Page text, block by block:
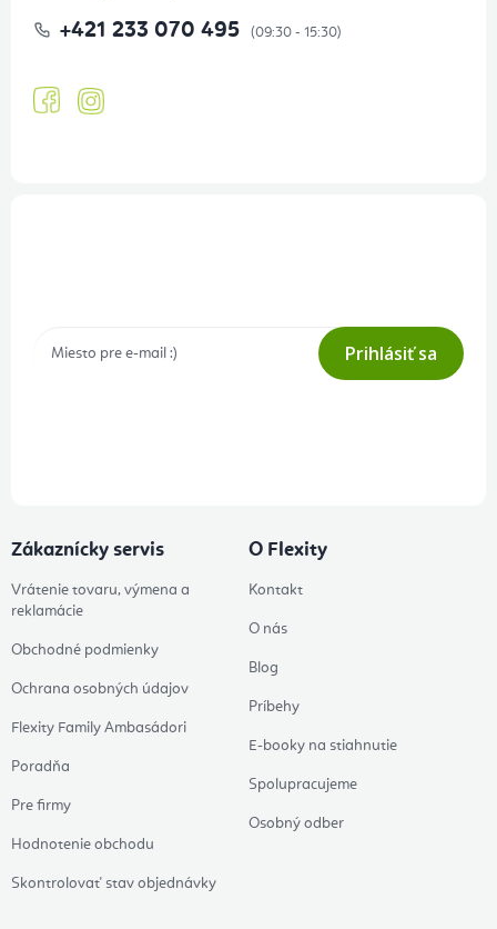
+421 233 070 495
Prihlásiť sa
Zákaznícky servis
Vrátenie tovaru, výmena a
reklamácie
Obchodné podmienky
Ochrana osobných údajov
Flexity Family Ambasádori
Poradňa
Pre firmy
Hodnotenie obchodu
Skontrolovať stav objednávky
O Flexity
Kontakt
O nás
Blog
Príbehy
E-booky na stiahnutie
Spolupracujeme
Osobný odber